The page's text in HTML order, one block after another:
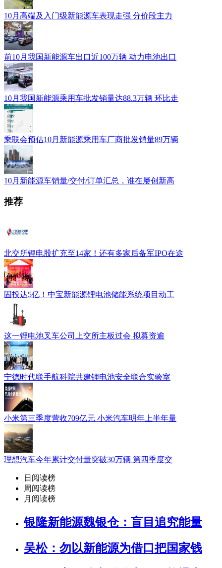
10月高端及入门级新能源车表现走强 分价段主力
前10月我国新能源车出口近100万辆 动力电池出口
10月我国新能源乘用车批发销量达88.3万辆 环比走
乘联会预估10月新能源乘用车厂商批发销量89万辆
10月新能源车销量/交付/订单汇总，谁在屡创新高
推荐
北交所锂电股扩充至14家！还有多家后备军IPO在途
固投达5亿！中宝新能源锂电池储能系统项目动工
这一锂电池叉车公司上交所主板过会 拟募资逾
宁德时代联手航科院共建锂电池安全联合实验室
小米第三季度营收709亿元 小米汽车明年上半年量
理想汽车今年累计交付量突破30万辆 第四季度交
日阅读榜
周阅读榜
月阅读榜
银隆新能源魏银仓：盲目追究能量
吴松：勿以新能源为借口把国家钱